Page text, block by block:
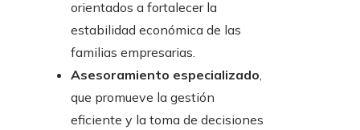
orientados a fortalecer la
estabilidad económica de las
familias empresarias.
Asesoramiento especializado,
que promueve la gestión
eficiente y la toma de decisiones